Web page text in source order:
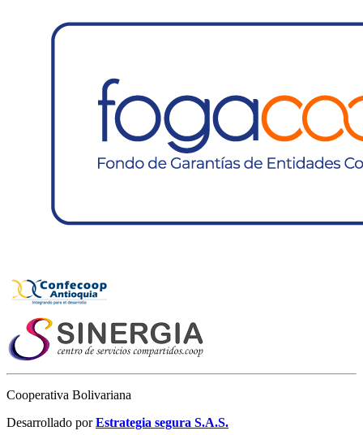
Cooperativa Bolivariana
Desarrollado porEstrategia segura S.A.S.